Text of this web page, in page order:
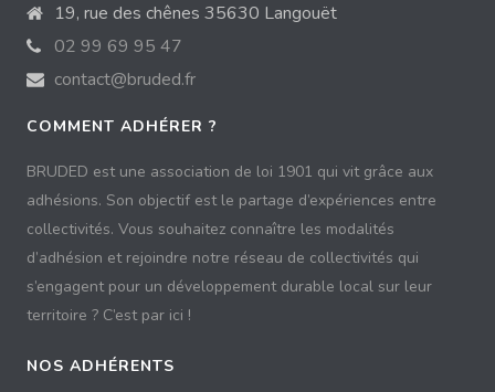
19, rue des chênes 35630 Langouët
02 99 69 95 47
contact@bruded.fr
COMMENT ADHÉRER ?
BRUDED est une association de loi 1901 qui vit grâce aux
adhésions. Son objectif est le partage d’expériences entre
collectivités. Vous souhaitez connaître les modalités
d’adhésion et rejoindre notre réseau de collectivités qui
s’engagent pour un développement durable local sur leur
territoire ? C’est par ici !
NOS ADHÉRENTS